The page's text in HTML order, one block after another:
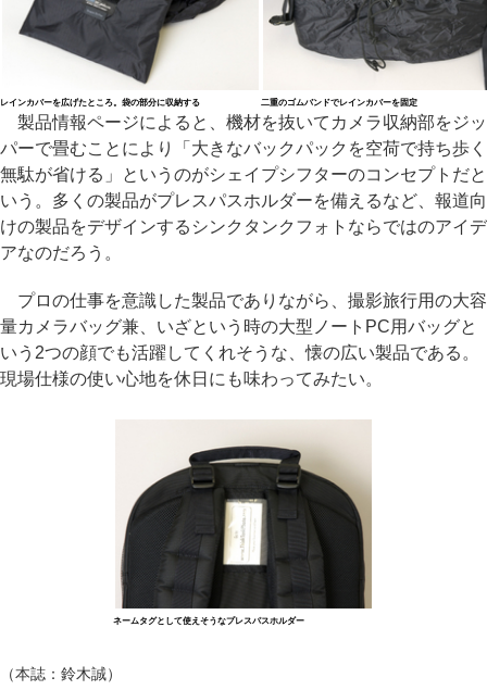
レインカバーを広げたところ。袋の部分に収納する 二重のゴムバンドでレインカバーを固定
製品情報ページによると、機材を抜いてカメラ収納部をジッ
パーで畳むことにより「大きなバックパックを空荷で持ち歩く
無駄が省ける」というのがシェイプシフターのコンセプトだと
いう。多くの製品がプレスパスホルダーを備えるなど、報道向
けの製品をデザインするシンクタンクフォトならではのアイデ
アなのだろう。
プロの仕事を意識した製品でありながら、撮影旅行用の大容
量カメラバッグ兼、いざという時の大型ノートPC用バッグと
いう2つの顔でも活躍してくれそうな、懐の広い製品である。
現場仕様の使い心地を休日にも味わってみたい。
ネームタグとして使えそうなプレスパスホルダー
（本誌：鈴木誠）